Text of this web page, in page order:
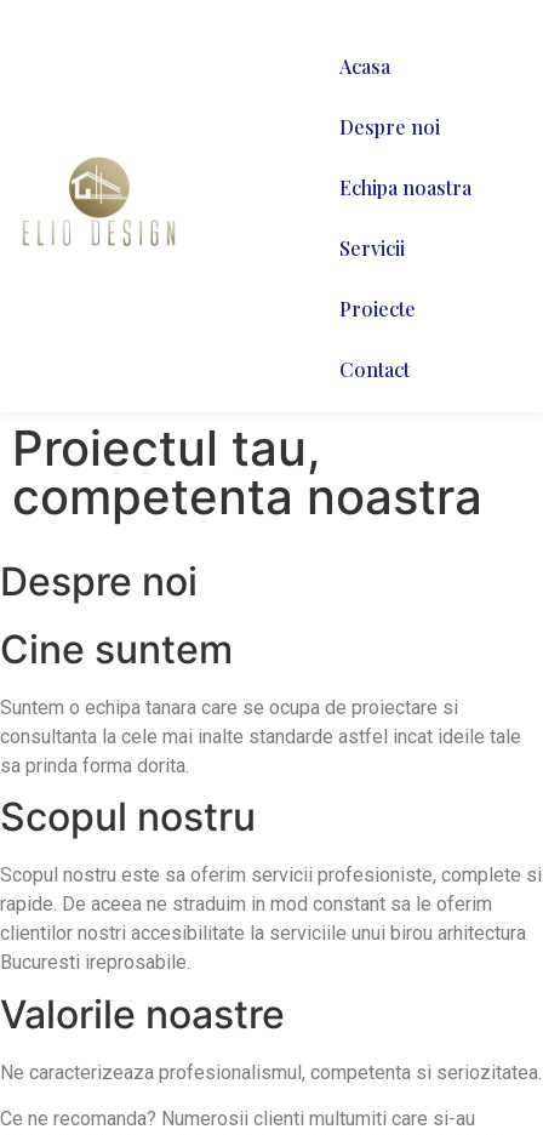
Acasa
Despre noi
Echipa noastra
Servicii
Proiecte
Contact
Proiectul tau,
competenta noastra
Despre noi
Cine suntem
Suntem o echipa tanara care se ocupa de proiectare si
consultanta la cele mai inalte standarde astfel incat ideile tale
sa prinda forma dorita.
Scopul nostru
Scopul nostru este sa oferim servicii profesioniste, complete si
rapide. De aceea ne straduim in mod constant sa le oferim
clientilor nostri accesibilitate la serviciile unui birou arhitectura
Bucuresti ireprosabile.
Valorile noastre
Ne caracterizeaza profesionalismul, competenta si seriozitatea.
Ce ne recomanda? Numerosii clienti multumiti care si-au